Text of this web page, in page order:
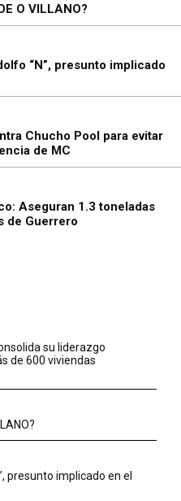
O VILLANO?
“N”, presunto implicado
Chucho Pool para evitar
de MC
Aseguran 1.3 toneladas
de Guerrero
su liderazgo
de 600 viviendas
presunto implicado en el